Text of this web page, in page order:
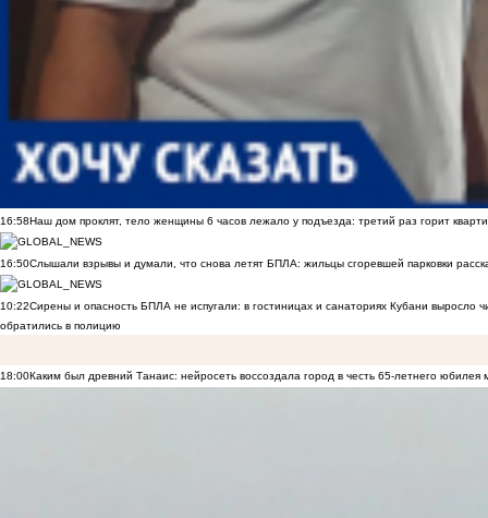
16:58Наш дом проклят, тело женщины 6 часов лежало у подъезда: третий раз горит
16:50Слышали взрывы и думали, что снова летят БПЛА: жильцы сгоревшей парковки
10:22Сирены и опасность БПЛА не испугали: в гостиницах и санаториях Кубани выросло
обратились в полицию
18:00Каким был древний Танаис: нейросеть воссоздала город в честь 65-летнего юбилея